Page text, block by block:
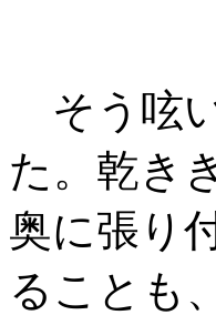
そう呟
た。乾き
奥に張り
ることも